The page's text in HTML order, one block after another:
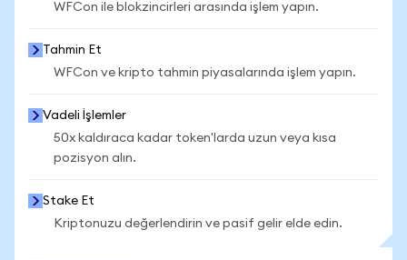
WFCon ile blokzincirleri arasında işlem yapın.
Tahmin Et
WFCon ve kripto tahmin piyasalarında işlem yapın.
Vadeli İşlemler
50x kaldıraca kadar token'larda uzun veya kısa
pozisyon alın.
Stake Et
Kriptonuzu değerlendirin ve pasif gelir elde edin.